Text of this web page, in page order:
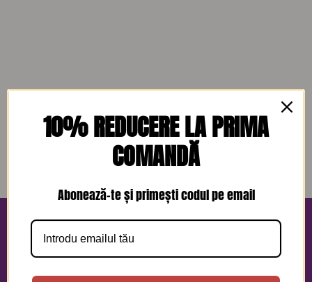
Woman10% REDUCERE LA PRIMA
COMANDĂ
Abonează-te și primești codul pe email